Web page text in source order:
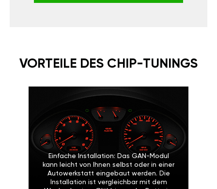
VORTEILE DES CHIP-TUNINGS
Einfache Installation: Das GAN-Modul
kann leicht von Ihnen selbst oder in einer
Autowerkstatt eingebaut werden. Die
Installation ist vergleichbar mit dem